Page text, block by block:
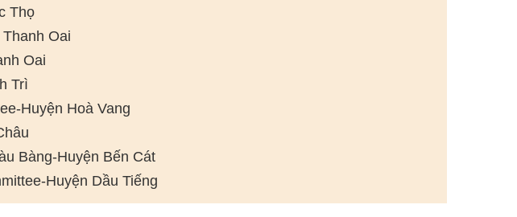
Thọ
Oai
Oai
Trì
Huyện Hoà Vang
Bàng-Huyện Bến Cát
Huyện Dầu Tiếng